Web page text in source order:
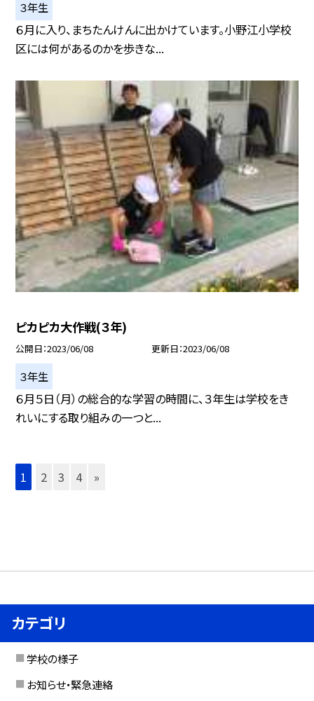
３年生
６月に入り、まちたんけんに出かけています。小野江小学校
区には何があるのかを歩きな...
ピカピカ大作戦(３年)
公開日 2023/06/08 更新日 2023/06/08
３年生
６月５日（月）の総合的な学習の時間に、３年生は学校をき
れいにする取り組みの一つと...
1 2 3 4 »
カテゴリ
学校の様子
お知らせ・緊急連絡